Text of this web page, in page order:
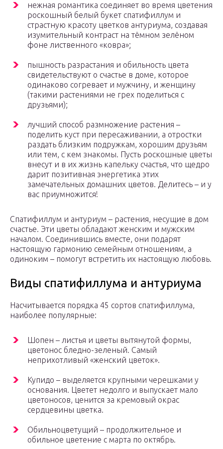
нежная романтика соединяет во время цветения
роскошный белый букет спатифиллум и
страстную красоту цветков антуриума, создавая
изумительный контраст на тёмном зелёном
фоне лиственного «ковра»;
пышность разрастания и обильность цвета
свидетельствуют о счастье в доме, которое
одинаково согревает и мужчину, и женщину
(такими растениями не грех поделиться с
друзьями);
лучший способ размножение растения –
поделить куст при пересаживании, а отростки
раздать близким подружкам, хорошим друзьям
или тем, с кем знакомы. Пусть роскошные цветы
внесут и в их жизнь капельку счастья, что щедро
дарит позитивная энергетика этих
замечательных домашних цветов. Делитесь – и у
вас приумножится!
Спатифиллум и антуриум – растения, несущие в дом
счастье. Эти цветы обладают женским и мужским
началом. Соединившись вместе, они подарят
настоящую гармонию семейным отношениям, а
одиноким – помогут встретить их настоящую любовь.
Виды спатифиллума и антуриума
Насчитывается порядка 45 сортов спатифиллума,
наиболее популярные:
Шопен – листья и цветы вытянутой формы,
цветонос бледно-зеленый. Самый
неприхотливый «женский цветок».
Купидо – выделяется крупными черешками у
основания. Цветет недолго и выпускает мало
цветоносов, ценится за кремовый окрас
сердцевины цветка.
Обильноцветущий – продолжительное и
обильное цветение с марта по октябрь.